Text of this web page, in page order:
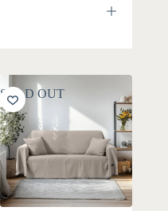
SOLD OUT